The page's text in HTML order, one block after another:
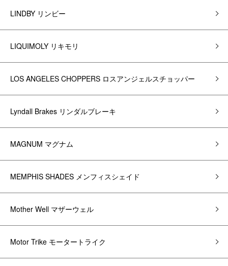
LINDBY リンビー
LIQUIMOLY リキモリ
LOS ANGELES CHOPPERS ロスアンジェルスチョッパー
Lyndall Brakes リンダルブレーキ
MAGNUM マグナム
MEMPHIS SHADES メンフィスシェイド
Mother Well マザーウェル
Motor Trike モータートライク